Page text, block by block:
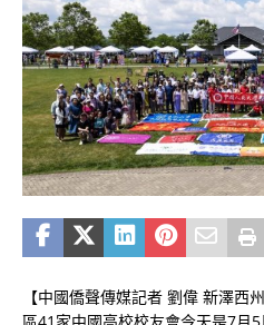
【中國僑聲傳媒記者 劉偉 新澤西